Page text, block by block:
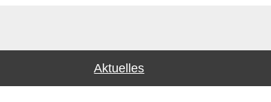
Aktuelles